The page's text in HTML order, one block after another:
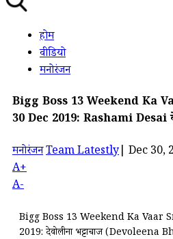
होम
वीडियो
मनोरंजन
Bigg Boss 13 Weekend Ka
30 Dec 2019: Rashami Desai
मनोरंजनTeam Latestly Dec 30,
A+
A-
Bigg Boss 13 Weekend Ka Vaar
2019: देवोलीना भट्टाचार्जी